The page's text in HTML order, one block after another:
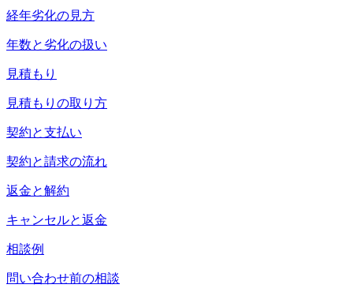
経年劣化の見方
年数と劣化の扱い
見積もり
見積もりの取り方
契約と支払い
契約と請求の流れ
返金と解約
キャンセルと返金
相談例
問い合わせ前の相談